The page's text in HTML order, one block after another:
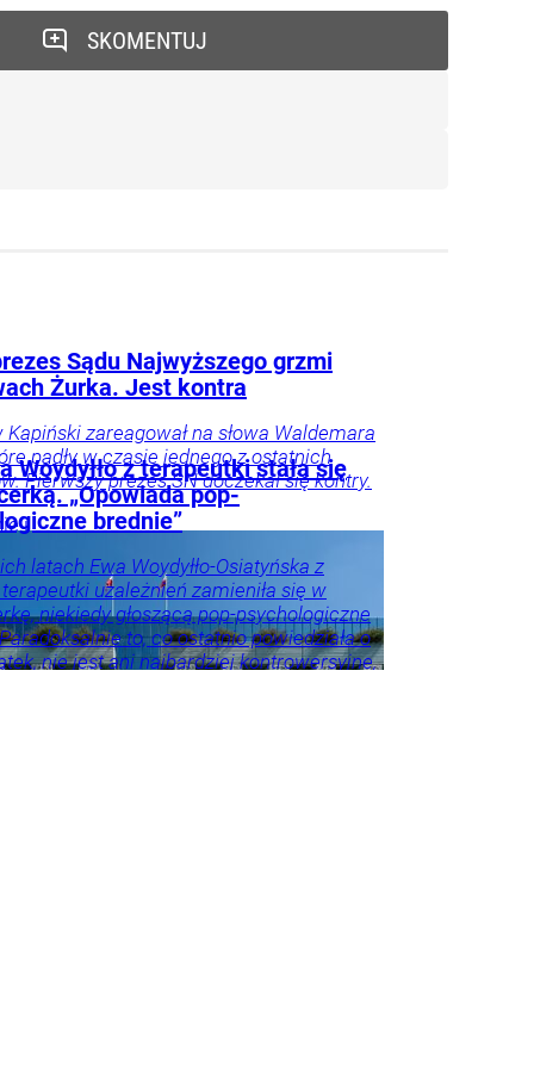
SKOMENTUJ
Sądu Najwyższego grzmi
Żurka. Jest kontra
zareagował na słowa Waldemara
padły w czasie jednego z ostatnich
Pierwszy prezes SN doczekał się kontry.
i
Woydyłło z terapeutki stała się
„Opowiada pop-
brednie”
latach Ewa Woydyłło-Osiatyńska z
uzależnień zamieniła się w
niekiedy głoszącą pop-psychologiczne
to, co ostatnio powiedziała o
nie jest ani najbardziej kontrowersyjne,